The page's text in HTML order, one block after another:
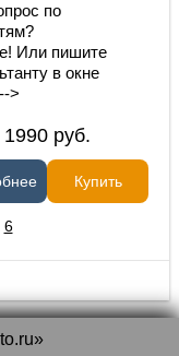
по
Или пишите
в окне
>
1990 руб.
Купить
6